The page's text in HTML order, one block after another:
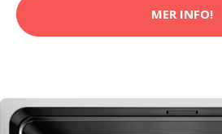
MER INFO!